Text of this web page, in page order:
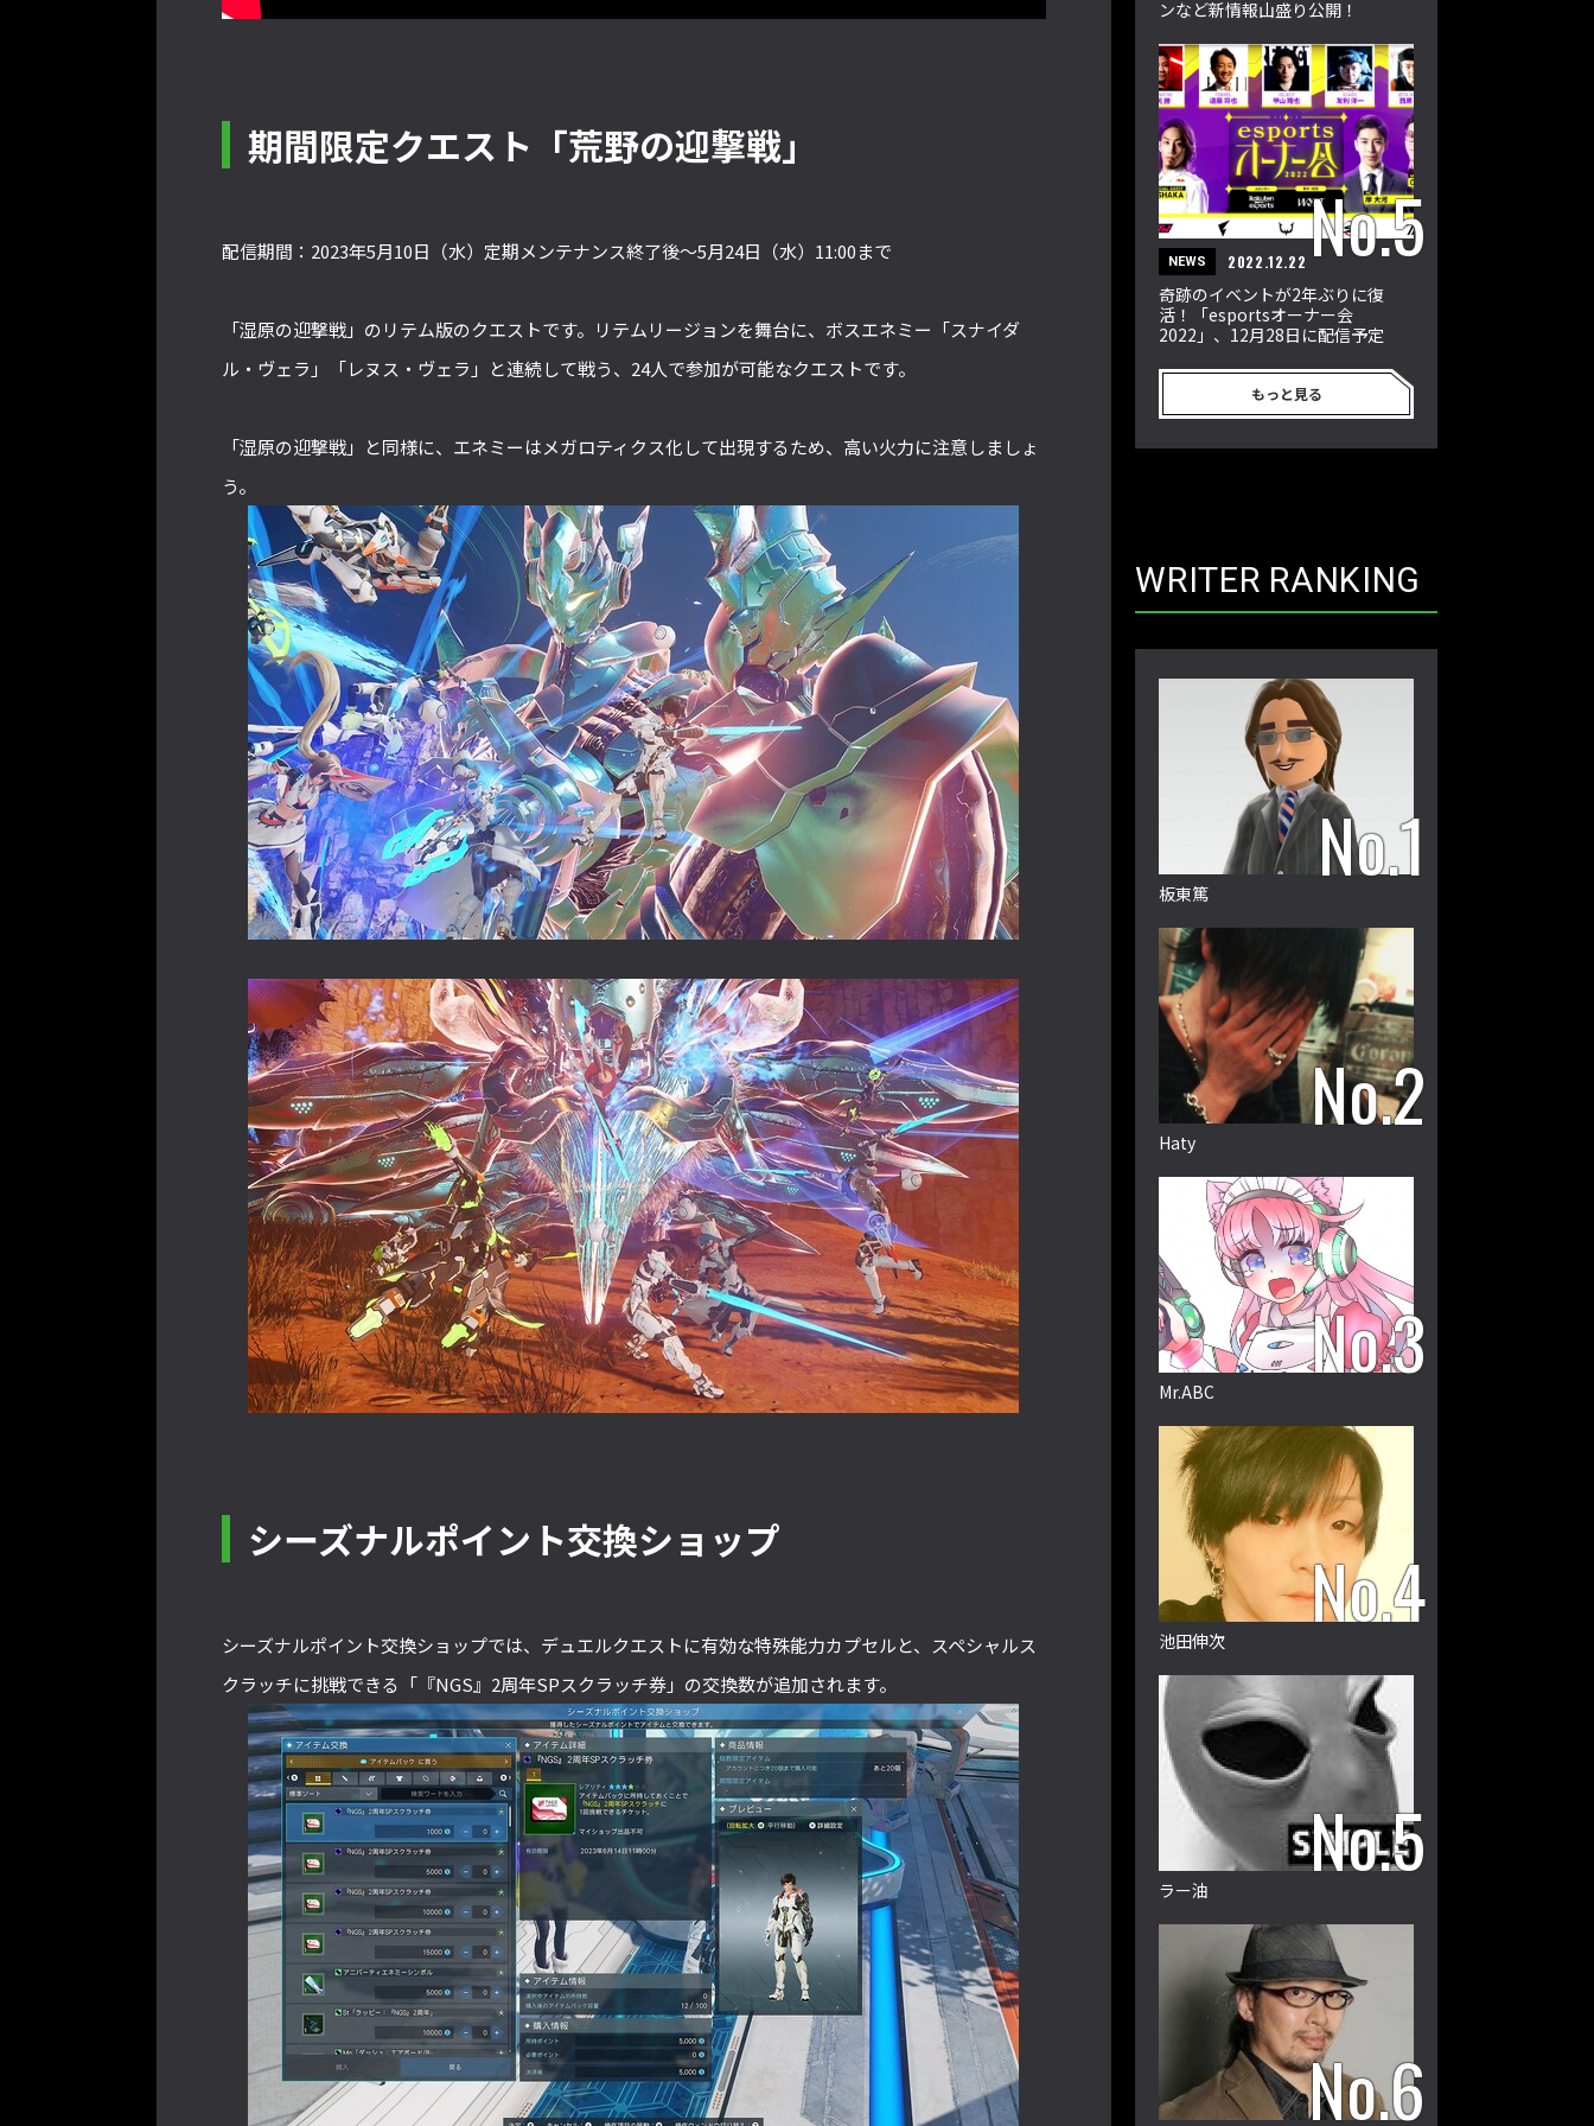
期間限定クエスト「荒野の迎撃戦」
配信期間：2023年5月10日（水）定期メンテナンス終了後～5月24日（水）11:00まで
「湿原の迎撃戦」のリテム版のクエストです。リテムリージョンを舞台に、ボスエネミー「スナイダ
ル・ヴェラ」「レヌス・ヴェラ」と連続して戦う、24人で参加が可能なクエストです。
「湿原の迎撃戦」と同様に、エネミーはメガロティクス化して出現するため、高い火力に注意しましょ
う。
シーズナルポイント交換ショップ
シーズナルポイント交換ショップでは、デュエルクエストに有効な特殊能力カプセルと、スペシャルス
クラッチに挑戦できる「『NGS』2周年SPスクラッチ券」の交換数が追加されます。
ンなど新情報山盛り公開！
NEWS 2022.12.22
奇跡のイベントが2年ぶりに復
活！「esportsオーナー会
2022」、12月28日に配信予定
もっと見る
WRITER RANKING
板東篤
Haty
Mr.ABC
池田伸次
ラー油